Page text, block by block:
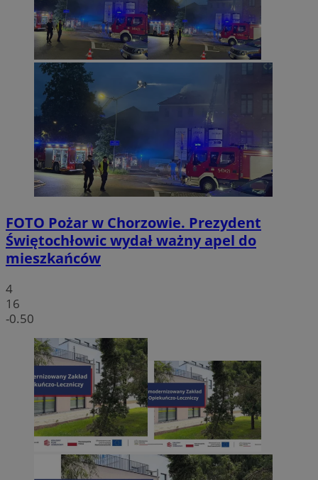
FOTO Pożar w Chorzowie. Prezydent
Świętochłowic wydał ważny apel do
mieszkańców
4
16
-0.50